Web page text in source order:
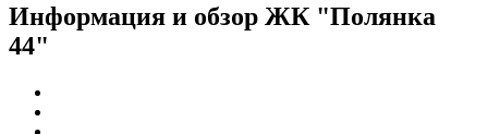
Информация и обзор ЖК "Полянка
44"